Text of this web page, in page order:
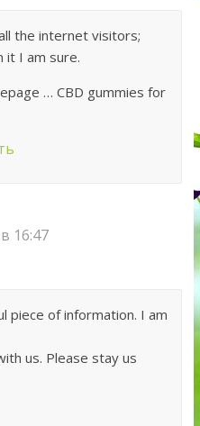
the internet visitors;
it I am sure.
… CBD gummies for
16:47
piece of information. I am
us. Please stay us